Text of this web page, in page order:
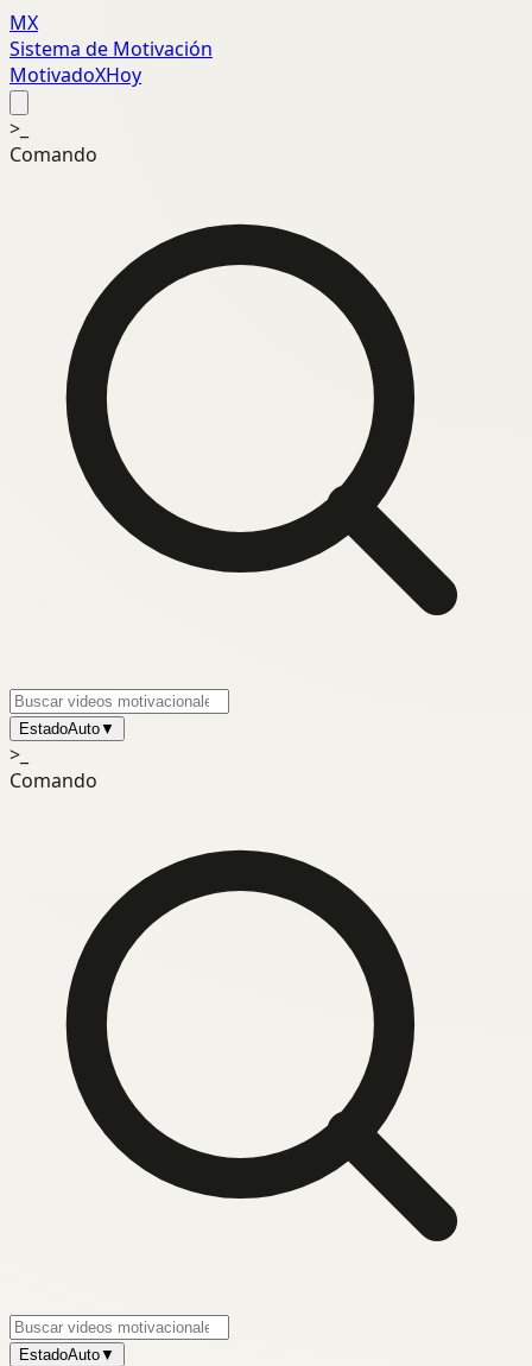
MX
Sistema de Motivación
MotivadoXHoy
>_
Comando
EstadoAuto▼
>_
Comando
EstadoAuto▼